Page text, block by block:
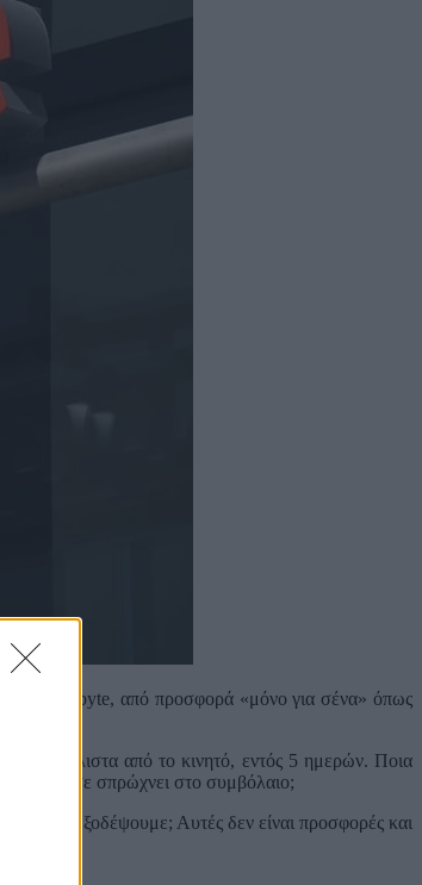
985gigabyte, από προσφορά «μόνο για σένα» όπως
και μάλιστα από το κινητό, εντός 5 ημερών. Ποια
σε σπρώχνει στο συμβόλαιο;
να το ξοδέψουμε; Αυτές δεν είναι προσφορές και